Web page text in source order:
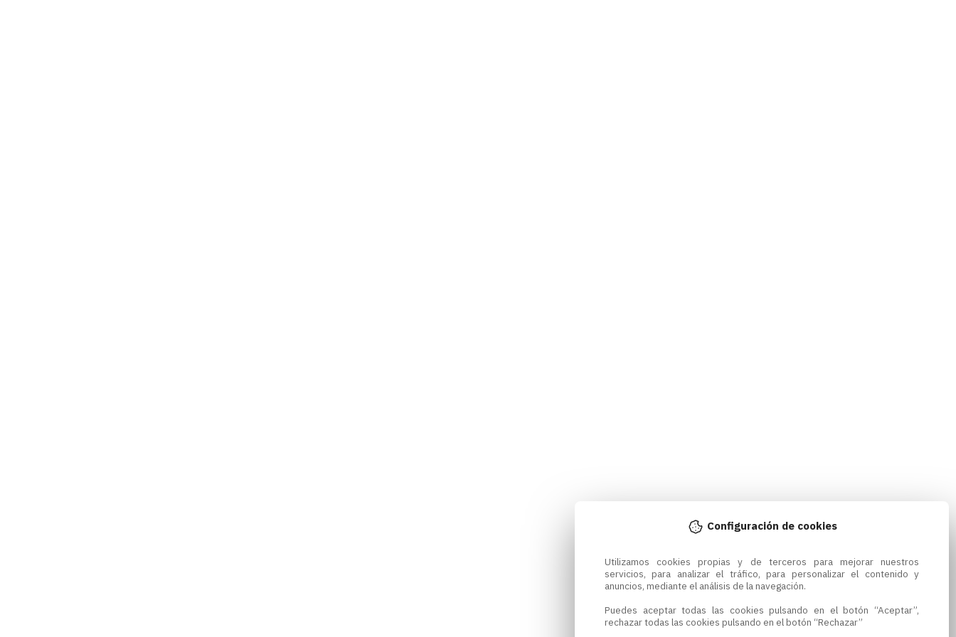
Configuración de cookies
Utilizamos cookies propias y de terceros para mejorar nuestros
servicios, para analizar el tráfico, para personalizar el contenido y
anuncios, mediante el análisis de la navegación.
Puedes aceptar todas las cookies pulsando en el botón “Aceptar”,
rechazar todas las cookies pulsando en el botón “Rechazar”